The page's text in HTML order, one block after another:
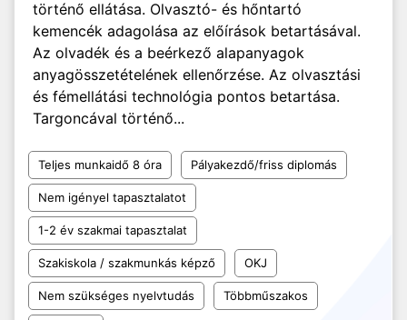
történő ellátása. Olvasztó- és hőntartó
kemencék adagolása az előírások betartásával.
Az olvadék és a beérkező alapanyagok
anyagösszetételének ellenőrzése. Az olvasztási
és fémellátási technológia pontos betartása.
Targoncával történő...
Teljes munkaidő 8 óra Pályakezdő/friss diplomás
Nem igényel tapasztalatot
1-2 év szakmai tapasztalat
Szakiskola / szakmunkás képző OKJ
Nem szükséges nyelvtudás Többműszakos